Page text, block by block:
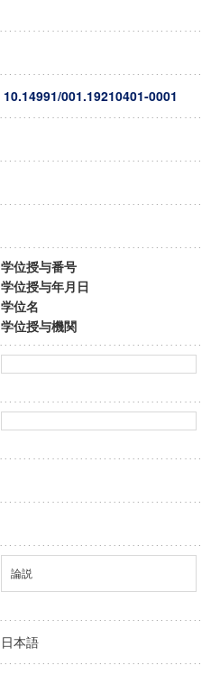
10.14991/001.19210401-0001
学位授与番号
学位授与年月日
学位名
学位授与機関
論説
日本語